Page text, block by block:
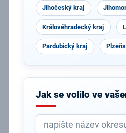
Jihočeský kraj
Královéhradecký kraj
Pardubický kraj
Jak se volilo ve